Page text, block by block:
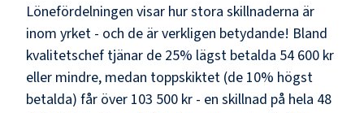
Lönefördelningen visar hur stora skillnaderna är
inom yrket - och de är verkligen betydande! Bland
kvalitetschef tjänar de 25% lägst betalda 54 600 kr
eller mindre, medan toppskiktet (de 10% högst
betalda) får över 103 500 kr - en skillnad på hela 48